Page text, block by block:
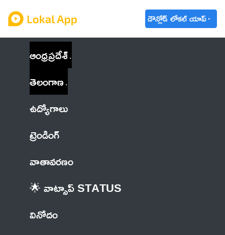
డౌన్లోడ్ లోకల్ యాప్
ఆంధ్రప్రదేశ్
తెలంగాణ
ఉద్యోగాలు
ట్రెండింగ్
వాతావరణం
🌟 వాట్సాప్ STATUS
వినోదం